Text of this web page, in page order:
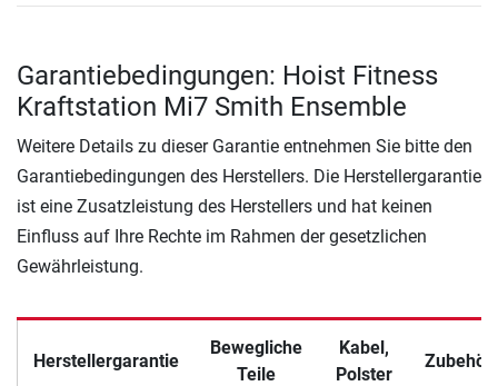
Garantiebedingungen: Hoist Fitness
Kraftstation Mi7 Smith Ensemble
Weitere Details zu dieser Garantie entnehmen Sie bitte den
Garantiebedingungen des Herstellers. Die Herstellergarantie
ist eine Zusatzleistung des Herstellers und hat keinen
Einfluss auf Ihre Rechte im Rahmen der gesetzlichen
Gewährleistung.
Herstellergarantie
Bewegliche
Teile
Kabel,
Polster
Zubehör